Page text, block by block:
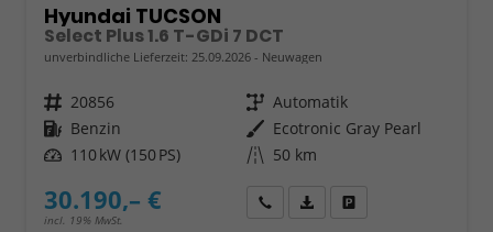
Hyundai TUCSON
Select Plus 1.6 T-GDi 7 DCT
unverbindliche Lieferzeit: 25.09.2026 Neuwagen
Fahrzeugnr. 20856 Getriebe Automatik
Kraftstoff Benzin Außenfarbe Ecotronic Gray Pearl
Leistung 110 kW (150 PS) Kilometerstand 50 km
30.190,– €
incl. 19% MwSt.
Wir rufen Sie anFahrzeugexposé (PDF)